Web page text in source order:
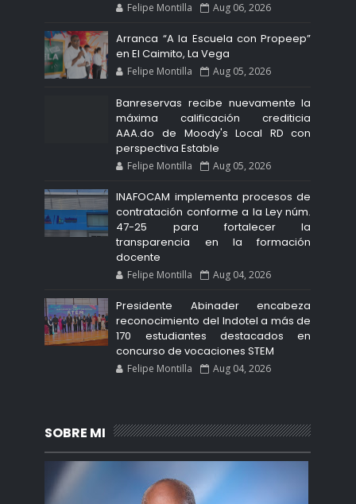
Felipe Montilla Aug 06, 2026
Arranca “A la Escuela con Propeep”
en El Caimito, La Vega
Felipe Montilla Aug 05, 2026
Banreservas recibe nuevamente la
máxima calificación crediticia
AAA.do de Moody's Local RD con
perspectiva Estable
Felipe Montilla Aug 05, 2026
INAFOCAM implementa procesos de
contratación conforme a la Ley núm.
47-25 para fortalecer la
transparencia en la formación
docente
Felipe Montilla Aug 04, 2026
Presidente Abinader encabeza
reconocimiento del Indotel a más de
170 estudiantes destacados en
concurso de vocaciones STEM
Felipe Montilla Aug 04, 2026
SOBRE MI